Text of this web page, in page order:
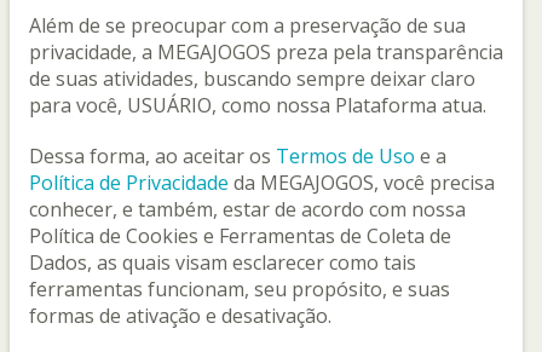
AYUDA
PASAPORTE
JUGAR
Idioma del sitio
Além de se preocupar com a preservação de sua
privacidade, a MEGAJOGOS preza pela transparência
de suas atividades, buscando sempre deixar claro
para você, USUÁRIO, como nossa Plataforma atua.
Dessa forma, ao aceitar os Termos de Uso e a
Política de Privacidade da MEGAJOGOS, você precisa
conhecer, e também, estar de acordo com nossa
Política de Cookies e Ferramentas de Coleta de
Dados, as quais visam esclarecer como tais
ferramentas funcionam, seu propósito, e suas
formas de ativação e desativação.